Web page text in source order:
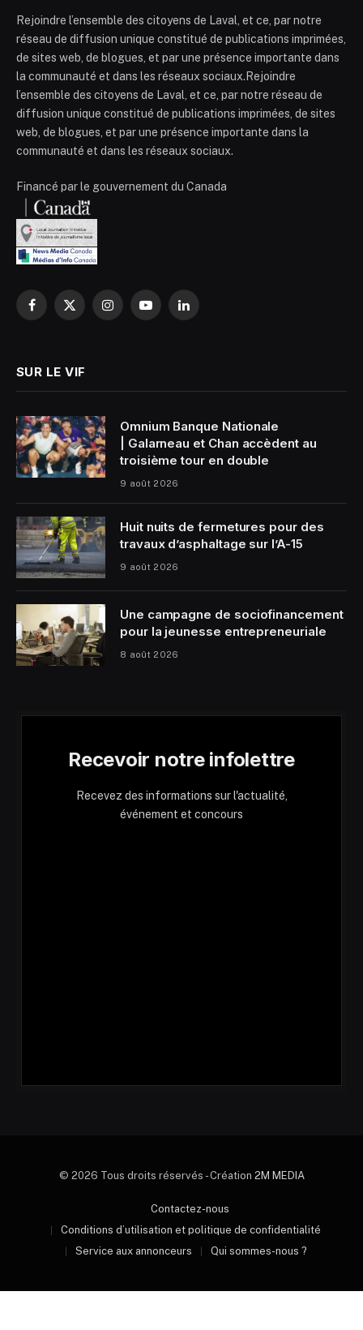
Rejoindre l’ensemble des citoyens de Laval, et ce, par notre
réseau de diffusion unique constitué de publications imprimées,
de sites web, de blogues, et par une présence importante dans
la communauté et dans les réseaux sociaux.Rejoindre
l’ensemble des citoyens de Laval, et ce, par notre réseau de
diffusion unique constitué de publications imprimées, de sites
web, de blogues, et par une présence importante dans la
communauté et dans les réseaux sociaux.
Financé par le gouvernement du Canada
Facebook
X
InstagramYouTubeLinkedIn
SUR LE VIF
Omnium Banque Nationale
| Galarneau et Chan accèdent au
troisième tour en double
9 août 2026
Huit nuits de fermetures pour des
travaux d’asphaltage sur l’A-15
9 août 2026
Une campagne de sociofinancement
pour la jeunesse entrepreneuriale
8 août 2026
Recevoir notre infolettre
Recevez des informations sur l'actualité,
événement et concours
© 2026 Tous droits réservés - Création 2M MEDIA
Contactez-nous
Conditions d’utilisation et politique de confidentialité
Service aux annonceurs
Qui sommes-nous ?